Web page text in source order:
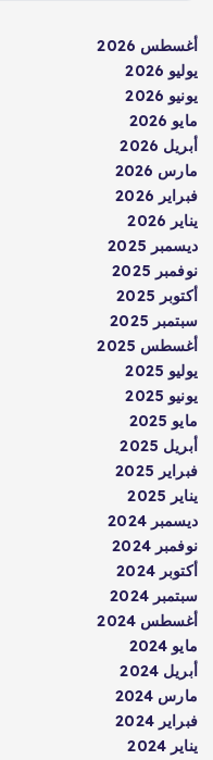
أغسطس 2026
يوليو 2026
يونيو 2026
مايو 2026
أبريل 2026
مارس 2026
فبراير 2026
يناير 2026
ديسمبر 2025
نوفمبر 2025
أكتوبر 2025
سبتمبر 2025
أغسطس 2025
يوليو 2025
يونيو 2025
مايو 2025
أبريل 2025
فبراير 2025
يناير 2025
ديسمبر 2024
نوفمبر 2024
أكتوبر 2024
سبتمبر 2024
أغسطس 2024
مايو 2024
أبريل 2024
مارس 2024
فبراير 2024
يناير 2024